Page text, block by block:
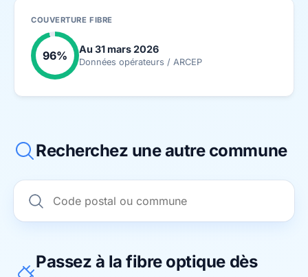
COUVERTURE FIBRE
96% Au 31 mars 2026
Données opérateurs / ARCEP
Recherchez une autre commune
Passez à la fibre optique dès